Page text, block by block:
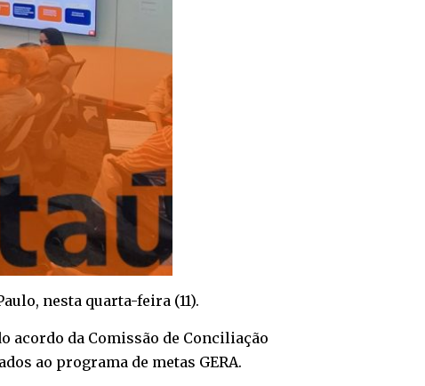
nesta quarta-feira (11).
acordo da Comissão de Conciliação
ao programa de metas GERA.